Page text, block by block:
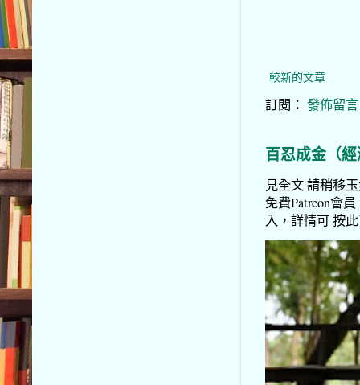
較新的文章
訂閱： 發佈留
百忍成金（
見全文 請稍移
免費Patreon會
入，詳情可 按